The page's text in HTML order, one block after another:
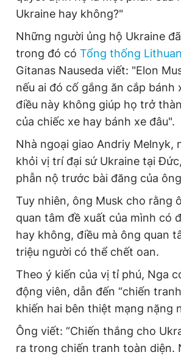
Ukraine hay không?"
Những người ủng hộ Ukraine
trong đó có Tổng thống
Gitanas Nauseda viết: "Elon
nếu ai đó cố gắng ăn cắp bánh
điều này không giúp họ trở
của chiếc xe hay bánh xe đâu".
Nhà ngoại giao Andriy Melnyk,
khỏi vị trí đại sứ Ukraine tại
phẫn nộ trước bài đăng của
Tuy nhiên, ông Musk cho rằng
quan tâm đề xuất của mình có
hay không, điều mà ông quan
triệu người có thể chết oan.
Theo ý kiến của vị tỉ phú, Nga
động viên, dẫn đến “chiến
khiến hai bên thiệt mạng nặng
Ông viết: “Chiến thắng cho
ra trong chiến tranh toàn diện.